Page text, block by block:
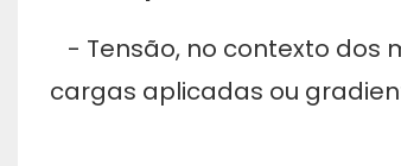
- Tensão, no contexto dos
cargas aplicadas ou